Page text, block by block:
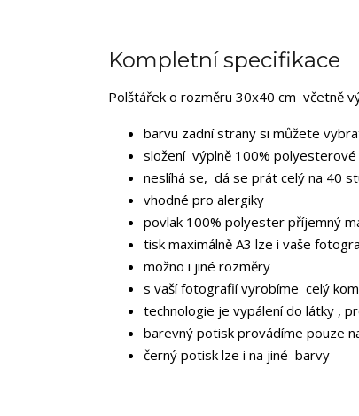
Kompletní specifikace
Polštářek o rozměru 30x40 cm včetně
barvu zadní strany si můžete
složení výplně 100% polyesterové
neslíhá se, dá se prát celý na 40
vhodné pro alergiky
povlak 100% polyester příjemný
tisk maximálně A3 lze i vaše
možno i jiné rozměry
s vaší fotografií vyrobíme celý
technologie je vypálení do látky ,
barevný potisk provádíme pouze
černý potisk lze i na jiné barvy